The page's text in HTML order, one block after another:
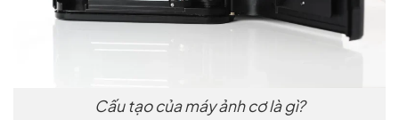
Cấu tạo của máy ảnh cơ là gì?